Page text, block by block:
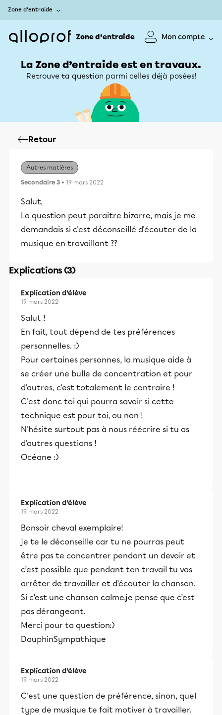
Zone d’entraide
Zone d’entraide Mon compte
La Zone d’entraide est en travaux.
Retrouve ta question parmi celles déjà posées!
Retour
Autres matières
Secondaire 3 • 19 mars 2022
Salut,
La question peut paraitre bizarre, mais je me
demandais si c'est déconseillé d'écouter de la
musique en travaillant ??
Explications (3)
Explication d’élève
19 mars 2022
Salut !
En fait, tout dépend de tes préférences
personnelles. :)
Pour certaines personnes, la musique aide à
se créer une bulle de concentration et pour
d'autres, c'est totalement le contraire !
C'est donc toi qui pourra savoir si cette
technique est pour toi, ou non !
N'hésite surtout pas à nous réécrire si tu as
d'autres questions !
Océane :)
Explication d’élève
19 mars 2022
Bonsoir cheval exemplaire!
je te le déconseille car tu ne pourras peut
être pas te concentrer pendant un devoir et
c’est possible que pendant ton travail tu vas
arrêter de travailler et d’écouter la chanson.
Si c’est une chanson calme,je pense que c’est
pas dérangeant.
Merci pour ta question:)
DauphinSympathique
Explication d’élève
19 mars 2022
C'est une question de préférence, sinon, quel
type de musique te fait motiver à travailler.